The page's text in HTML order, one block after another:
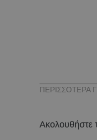
ΠΕΡΙΣΣΟΤΕΡΑ
Ακολουθήστε